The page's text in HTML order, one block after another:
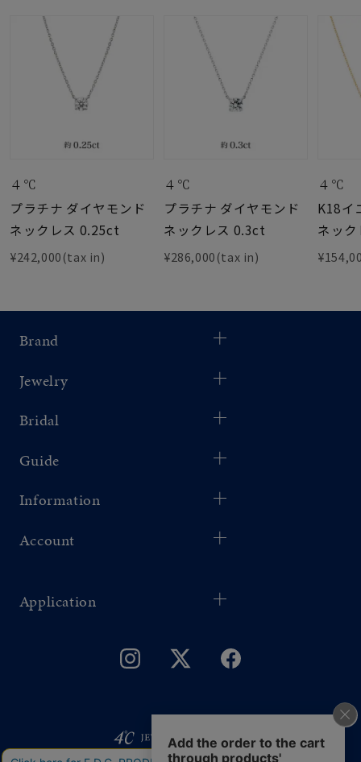
４℃
プラチナ ダイヤモンド
ネックレス 0.25ct
¥242,000(tax in)
４℃
プラチナ ダイヤモンド
ネックレス 0.3ct
¥286,000(tax in)
４℃
K18イ
ネッ
Brand
Jewelry
Bridal
Guide
Information
Account
Application